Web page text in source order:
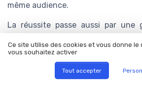
même audience.
La réussite passe aussi par une
Chacune doit comprendre
impactent les autres, afin
objectifs de trafic, de ventes et
Ce site utilise des cookies et vous donne le
vous souhaitez activer
Tout accepter